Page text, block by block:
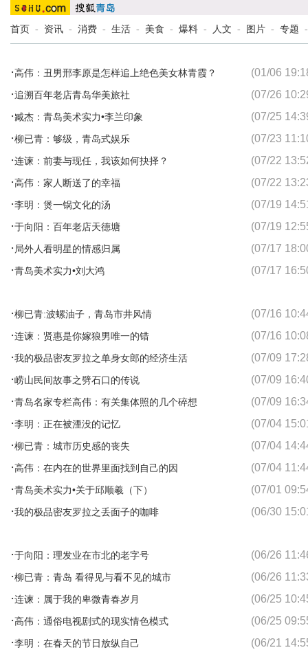
首页 - 资讯 - 消费 - 生活 - 美食 - 爆料 - 人文 - 图片 - 专题
·高伟：丑男邢李原是怎样追上绝色美女林青霞？ (01/06
·追溯百年老店青岛华美旅社 (07/26
·臧杰：青岛美术实力•李兰印象 (07/25
·柳已青：够级，青岛式娱乐 (07/23
·连谏：前妻与现任，我该如何抉择？ (07/22
·高伟：家人断送了的幸福 (07/22
·李明：煲一锅文化的汤 (07/19
·于向阳：百年老店天德塘 (07/19
· 局外人看明星的情感归属 (07/17
·青岛美术实力•刘大鸿 (07/17
·柳已青:波螺油子，青岛市井风情 (07/16
·连谏：贤惠是你嫁狼男唯一的错 (07/16
·我的极品密友罗拉之单身女郎的经济生活 (07/09
·崂山民间故事之劈石口的传说 (07/09
·青岛名家专栏高伟：有关集体照的几个碎想 (07/09
·李明：正在被湮没的记忆 (07/04
·柳已青：城市历史感的丧失 (07/04
·高伟：在内在的世界里面找到自己的因 (07/04
·青岛美术实力•关于邱顺羲（下） (07/01
·我的极品密友罗拉之丢面子的咖啡 (06/30
·于向阳：理发业在市北的老字号 (06/26
·柳已青：青岛 看得见与看不见的城市 (06/26
·连谏：属于我的卑微青春岁月 (06/25
·高伟：通俗电视剧式的现实情色模式 (06/25
·李明：在春天的节日放纵自己 (06/21